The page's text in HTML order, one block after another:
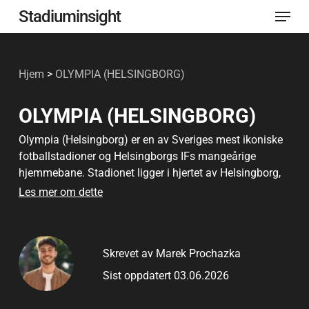
til
Stadiuminsight Meny
Hjem > OLYMPIA (HELSINGBORG)
OLYMPIA (HELSINGBORG)
Olympia (Helsingborg) er en av Sveriges mest ikoniske
fotballstadioner og Helsingborgs IFs mangeårige
hjemmebane. Stadionet ligger i hjertet av Helsingborg,
og har fungert som et sentralt knutepunkt for
fans og legendariske spillere passere gjennom portene.
Stadionet er verdsatt for sin rike historie, intime
kampdagsatmosfære og kontinuerlige modernisering
som respekterer arven.
Les mer om dette
Skrevet av Marek Prochazka
Sist oppdatert 03.06.2026